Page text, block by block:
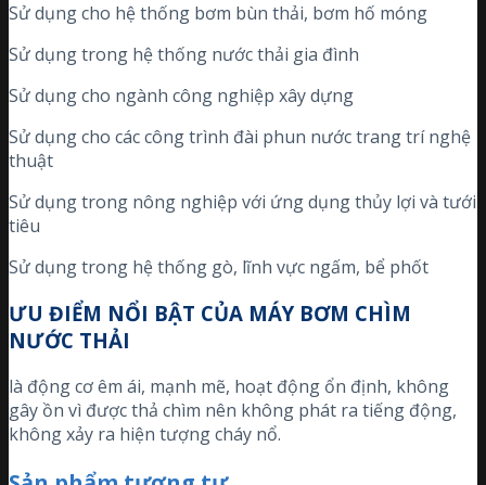
Sử dụng cho hệ thống bơm bùn thải, bơm hố móng
Sử dụng trong hệ thống nước thải gia đình
Sử dụng cho ngành công nghiệp xây dựng
Sử dụng cho các công trình đài phun nước trang trí nghệ
thuật
Sử dụng trong nông nghiệp với ứng dụng thủy lợi và tưới
tiêu
Sử dụng trong hệ thống gò, lĩnh vực ngấm, bể phốt
ƯU ĐIỂM NỔI BẬT CỦA MÁY BƠM CHÌM
NƯỚC THẢI
là động cơ êm ái, mạnh mẽ, hoạt động ổn định, không
gây ồn vì được thả chìm nên không phát ra tiếng động,
không xảy ra hiện tượng cháy nổ.